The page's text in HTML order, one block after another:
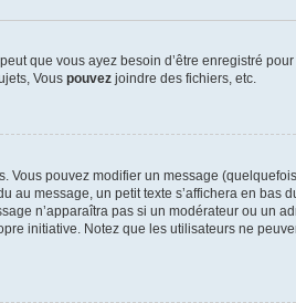
que vous ayez besoin d’être enregistré
Vous pouvez joindre des fichiers, etc.
Vous pouvez modifier un message
au message, un petit texte s’affichera en bas
n’apparaîtra pas si un modérateur ou un
initiative. Notez que les utilisateurs ne